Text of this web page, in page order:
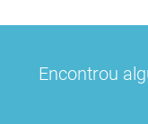
Encontrou